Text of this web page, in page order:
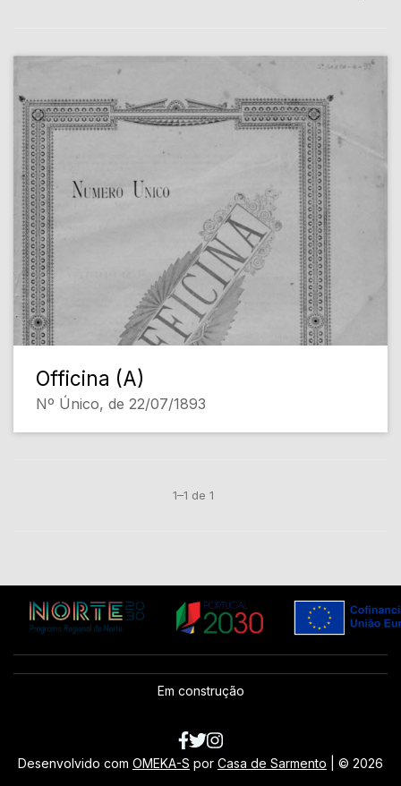
Officina (A)
Nº Único, de 22/07/1893
1–1 de 1
Em construção
Desenvolvido com OMEKA-S por Casa de Sarmento | © 2026